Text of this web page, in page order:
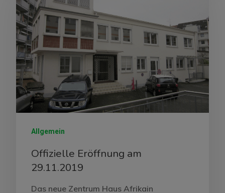
Allgemein
Offizielle Eröffnung am
29.11.2019
Das neue Zentrum Haus Afrikain